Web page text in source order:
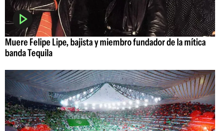
Muere Felipe Lipe, bajista y miembro fundador de la mítica
banda Tequila